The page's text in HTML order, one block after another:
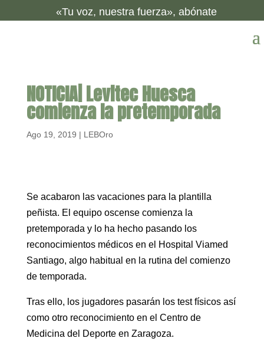
«Tu voz, nuestra fuerza», abónate
NOTICIA| Levitec Huesca
comienza la pretemporada
Ago 19, 2019 | LEBOro
Se acabaron las vacaciones para la plantilla
peñista. El equipo oscense comienza la
pretemporada y lo ha hecho pasando los
reconocimientos médicos en el Hospital Viamed
Santiago, algo habitual en la rutina del comienzo
de temporada.
Tras ello, los jugadores pasarán los test físicos así
como otro reconocimiento en el Centro de
Medicina del Deporte en Zaragoza.